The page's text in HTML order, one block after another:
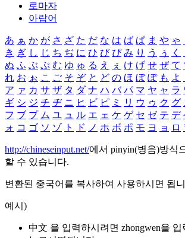
로마자
아랍어
あ ぁ か が さ ざ た だ な は ば ぱ ま や ゃ
き ぎ し じ ち ぢ に ひ び ぴ み り う ぅ く
ぬ ふ ぶ ぷ む ゆ ゅ る え ぇ け げ せ ぜ て
れ お ぉ こ ご そ ぞ と ど の ほ ぼ ぽ も よ
ア ァ カ サ ザ タ ダ ナ ハ バ パ マ ヤ ャ ラ
ギ シ ジ チ ヂ ニ ヒ ビ ピ ミ リ ウ ゥ ク グ
フ ブ プ ム ユ ュ ル エ ェ ケ ゲ セ ゼ テ デ
ォ コ ゴ ソ ゾ ト ド ノ ホ ボ ポ モ ヨ ョ ロ
http://chineseinput.net/에서 pinyin(병음)방식
할 수 있습니다.
변환된 중국어를 복사하여 사용하시면 됩
예시)
中文 을 입력하시려면 zhongwen을 입